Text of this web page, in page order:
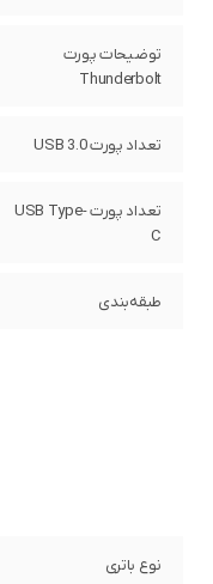
توضیحات پورت
Thunderbolt
تعداد پورت USB 3.0
تعداد پورت USB Type-
C
طبقه‌بندی
نوع باتری